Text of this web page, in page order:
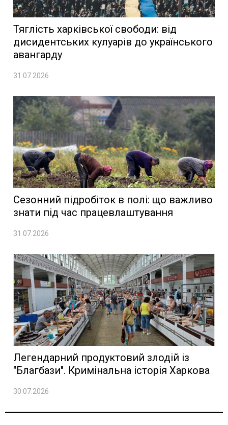
Тяглість харківської свободи: від
дисидентських кулуарів до українського
авангарду
31.07.2026
Сезонний підробіток в полі: що важливо
знати під час працевлаштування
31.07.2026
Легендарний продуктовий злодій із
"Благбази". Кримінальна історія Харкова
30.07.2026